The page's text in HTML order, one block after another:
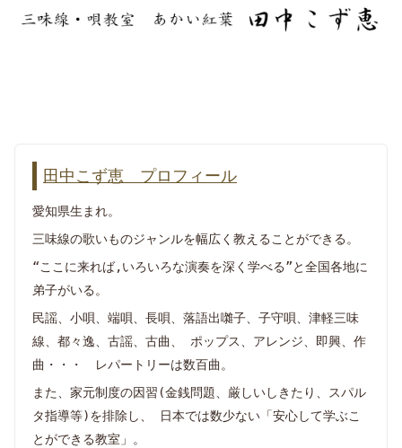
田中こず恵 プロフィール
愛知県生まれ。
三味線の歌いものジャンルを幅広く教えることができる。
“ここに来れば,いろいろな演奏を深く学べる”と全国各地に
弟子がいる。
民謡、小唄、端唄、長唄、落語出囃子、子守唄、津軽三味
線、都々逸、古謡、古曲、 ポップス、アレンジ、即興、作
曲・・・ レパートリーは数百曲。
また、家元制度の因習(金銭問題、厳しいしきたり、スパル
タ指導等)を排除し、 日本では数少ない「安心して学ぶこ
とができる教室」。